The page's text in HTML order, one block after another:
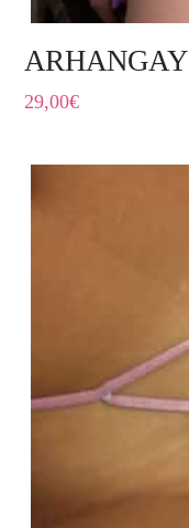
ARHANGAY
29,00€